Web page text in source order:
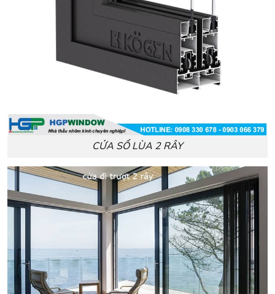
CỬA SỔ LÙA 2 RÂY